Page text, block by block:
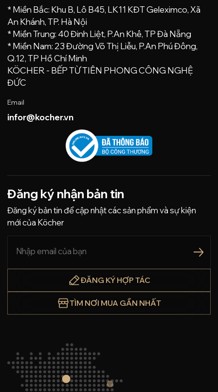
* Miền Bắc: Khu B, Lô B45, LK11 KĐT Geleximco, Xã
An Khánh, TP. Hà Nội
* Miền Trung: 40 Đinh Liệt, P.An Khê, TP Đà Nẵng
* Miền Nam: 23 Đường Võ Thị Liễu, P.An Phú Đông,
Q.12, TP Hồ Chí Minh
KÖCHER - BẾP TỪ TIÊN PHONG CÔNG NGHỆ
ĐỨC
Email
infor@kocher.vn
Đăng ký nhận bản tin
Đăng ký bản tin để cập nhật các sản phẩm và sự kiện
mới của Köcher
ĐĂNG KÝ HỢP TÁC
TÌM NƠI MUA GẦN NHẤT